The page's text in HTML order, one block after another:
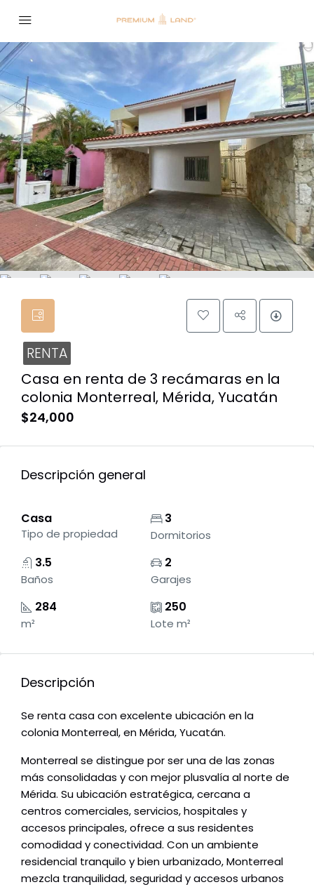
RENTA
Casa en renta de 3 recámaras en la
colonia Monterreal, Mérida, Yucatán
$24,000
Descripción general
Casa
Tipo de propiedad
3
Dormitorios
3.5
Baños
2
Garajes
284
m²
250
Lote m²
Descripción
Se renta casa con excelente ubicación en la
colonia Monterreal, en Mérida, Yucatán.
Monterreal se distingue por ser una de las zonas
más consolidadas y con mejor plusvalía al norte de
Mérida. Su ubicación estratégica, cercana a
centros comerciales, servicios, hospitales y
accesos principales, ofrece a sus residentes
comodidad y conectividad. Con un ambiente
residencial tranquilo y bien urbanizado, Monterreal
mezcla tranquilidad, seguridad y accesos urbanos